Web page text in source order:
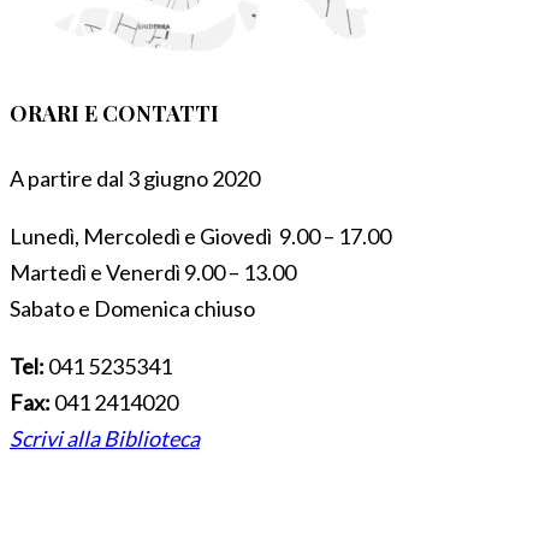
ORARI E CONTATTI
A partire dal 3 giugno 2020
Lunedì, Mercoledì e Giovedì 9.00 – 17.00
Martedì e Venerdì 9.00 – 13.00
Sabato e Domenica chiuso
Tel: 041 5235341
Fax: 041 2414020
Scrivi alla Biblioteca